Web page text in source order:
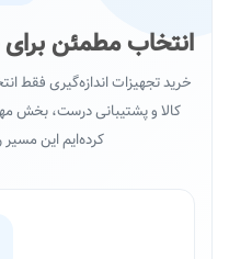
انتخاب مطمئن
خرید تجهیزات اندازه‌گیری
کالا و پشتیبانی درست، بخش
کرده‌ایم این مسیر